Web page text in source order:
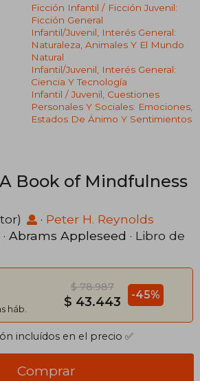
Ficción Infantil / Ficción Juvenil:
Ficción General
Infantil/juvenil, Interés General:
Naturaleza, Animales Y El Mundo
Natural
Infantil/juvenil, Interés General:
Ciencia Y Tecnología
Infantil / Juvenil, Cuestiones
Personales Y Sociales: Emociones,
Estados De Ánimo Y Sentimientos
Book of Mindfulness
· Peter H. Reynolds
· Abrams Appleseed · Libro de
háb.
$ 78.987
$ 43.443 -45%
incluídos en el precio ✅
Comprar